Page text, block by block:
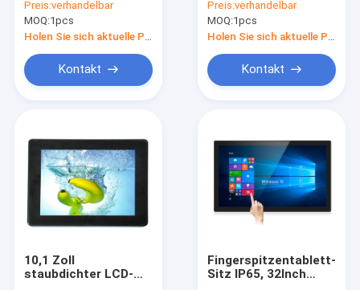
Bildschirm,
staubdichter
Blendschutztouch
Screen PCAP
Preis:verhandelbar
MOQ:1pcs
Kontakt
Screen, langlebiges
Gut des 16:10 PCAP
Fingerspitzentablett-
12,1“
Preis:verhandelbar
MOQ:1pcs
Kontakt
10,1 Zoll
staubdichter LCD-
Fingerspitzentablett-
Sitz IP65, 32Inch